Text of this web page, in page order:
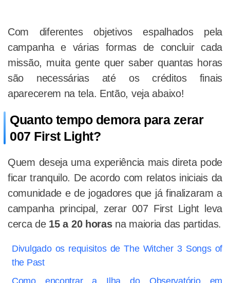
Com diferentes objetivos espalhados pela
campanha e várias formas de concluir cada
missão, muita gente quer saber quantas horas
são necessárias até os créditos finais
aparecerem na tela. Então, veja abaixo!
Quanto tempo demora para zerar
007 First Light?
Quem deseja uma experiência mais direta pode
ficar tranquilo. De acordo com relatos iniciais da
comunidade e de jogadores que já finalizaram a
campanha principal, zerar 007 First Light leva
cerca de 15 a 20 horasna maioria das partidas.
Divulgado os requisitos de The Witcher 3 Songs of
the Past
Como encontrar a Ilha do Observatório em